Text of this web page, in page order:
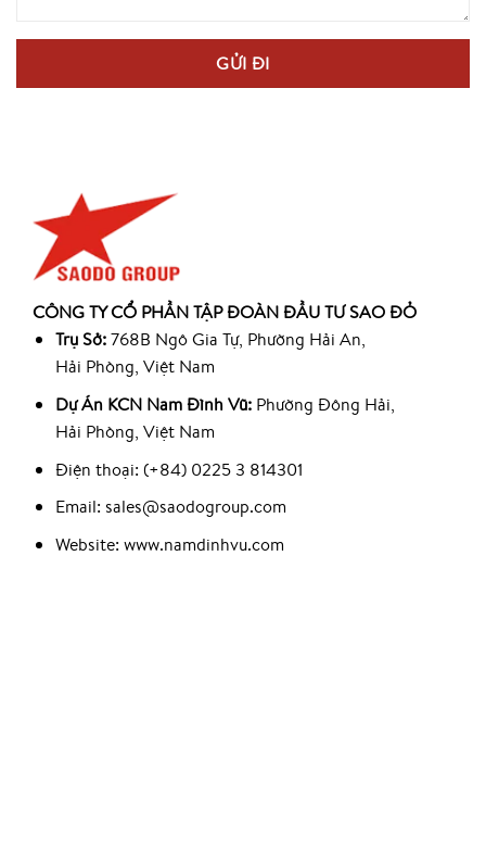
CÔNG TY CỔ PHẦN TẬP ĐOÀN ĐẦU TƯ SAO ĐỎ
Trụ Sở:768B Ngô Gia Tự, Phường Hải An,
Hải Phòng, Việt Nam
Dự Án KCN Nam Đình Vũ:Phường Đông Hải,
Hải Phòng, Việt Nam
Điện thoại: (+84) 0225 3 814301
Email: sales@saodogroup.com
Website: www.namdinhvu.com